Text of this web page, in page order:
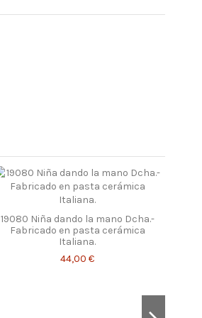
19080 Niña dando la mano Dcha.-
Fabricado en pasta cerámica
Italiana.
44,00 €